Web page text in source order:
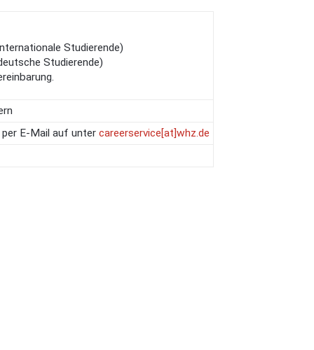
Studierende)
Studierende)
E-Mail auf unter careerservice[at]whz.de